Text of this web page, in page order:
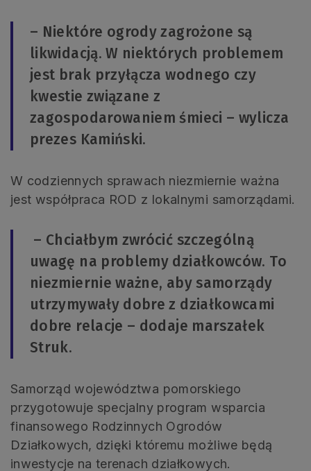
– Niektóre ogrody zagrożone są
likwidacją. W niektórych problemem
jest brak przyłącza wodnego czy
kwestie związane z
zagospodarowaniem śmieci – wylicza
prezes Kamiński.
W codziennych sprawach niezmiernie ważna
jest współpraca ROD z lokalnymi samorządami.
– Chciałbym zwrócić szczególną
uwagę na problemy działkowców. To
niezmiernie ważne, aby samorządy
utrzymywały dobre z działkowcami
dobre relacje – dodaje marszałek
Struk.
Samorząd województwa pomorskiego
przygotowuje specjalny program wsparcia
finansowego Rodzinnych Ogrodów
Działkowych, dzięki któremu możliwe będą
inwestycje na terenach działkowych.